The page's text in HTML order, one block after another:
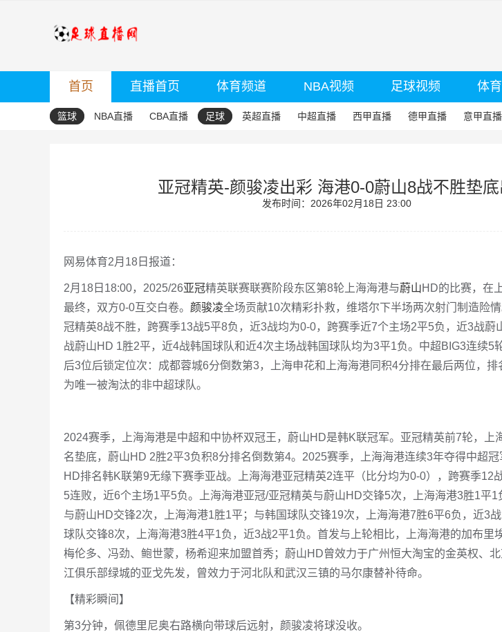
首页 直播首页 体育频道 NBA视频 足球视频 体
篮球 NBA直播 CBA直播 足球 英超直播 中超直播 西甲直播 德甲直播 意甲直播
亚冠精英-颜骏凌出彩 海港0-0蔚山8战不胜垫底
发布时间：2026年02月18日 23:00
网易体育2月18日报道：
2月18日18:00，2025/26亚冠精英联赛联赛阶段东区第8轮上海海港与蔚山HD的比赛，在
最终，双方0-0互交白卷。 颜骏凌全场贡献10次精彩扑救，维塔尔下半场两次射门制造险
冠精英8战不胜，跨赛季13战5平8负，近3战均为0-0，跨赛季近7个主场2平5负，近3战蔚
战蔚山HD 1胜2平，近4战韩国球队和近4次主场战韩国球队均为3平1负。中超BIG3连续5
后3位后锁定位次：成都蓉城6分倒数第3，上海申花和上海海港同积4分排在最后两位，
为唯一被淘汰的非中超球队。
2024赛季，上海海港是中超和中协杯双冠王，蔚山HD是韩K联冠军。亚冠精英前7轮，上
名垫底，蔚山HD 2胜2平3负积8分排名倒数第4。2025赛季，上海海港连续3年夺得中超
HD排名韩K联第9无缘下赛季亚战。上海海港亚冠精英2连平（比分均为0-0），跨赛季12
5连败，近6个主场1平5负。上海海港亚冠/亚冠精英与蔚山HD交锋5次，上海海港3胜1平1
与蔚山HD交锋2次，上海海港1胜1平；与韩国球队交锋19次，上海海港7胜6平6负，近3
球队交锋8次，上海海港3胜4平1负，近3战2平1负。首发与上轮相比，上海海港的加布里
梅伦多、冯劲、鲍世蒙，杨希迎来加盟首秀；蔚山HD曾效力于广州恒大淘宝的金英权、
江俱乐部绿城的亚戈先发，曾效力于河北队和武汉三镇的马尔康替补待命。
【精彩瞬间】
第3分钟，佩德里尼奥右路横向带球后远射，颜骏凌将球没收。